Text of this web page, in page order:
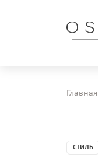
Главная
СТИЛЬ